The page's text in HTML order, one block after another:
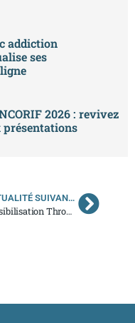
addiction
ses
2026 : revivez
présentations
ACTUALITÉ SUIVANTE
Sensibilisation Thrombose et cancer